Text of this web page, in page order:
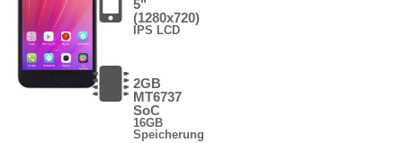
5"
(1280x720)
IPS LCD
2GB
MT6737
SoC
16GB
Speicherung